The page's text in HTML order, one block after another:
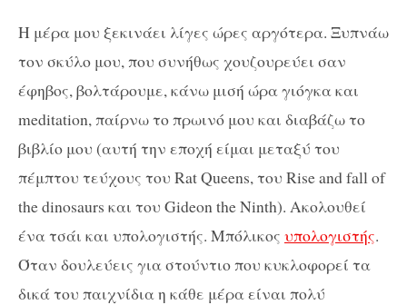
Η μέρα μου ξεκινάει λίγες ώρες αργότερα. Ξυπνάω
τον σκύλο μου, που συνήθως χουζουρεύει σαν
έφηβος, βολτάρουμε, κάνω μισή ώρα γιόγκα και
meditation, παίρνω το πρωινό μου και διαβάζω το
βιβλίο μου (αυτή την εποχή είμαι μεταξύ του
πέμπτου τεύχους του Rat Queens, του Rise and fall of
the dinosaurs και του Gideon the Ninth). Ακολουθεί
ένα τσάι και υπολογιστής. Μπόλικος υπολογιστής.
Όταν δουλεύεις για στούντιο που κυκλοφορεί τα
δικά του παιχνίδια η κάθε μέρα είναι πολύ